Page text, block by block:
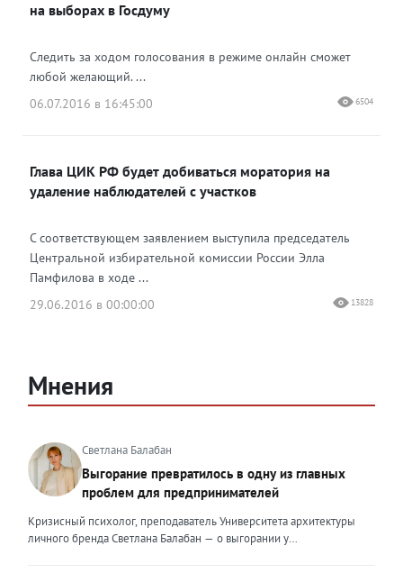
на выборах в Госдуму
Следить за ходом голосования в режиме онлайн сможет
любой желающий. ...
06.07.2016 в 16:45:00
6504
Глава ЦИК РФ будет добиваться моратория на
удаление наблюдателей с участков
С соответствующем заявлением выступила председатель
Центральной избирательной комиссии России Элла
Памфилова в ходе ...
29.06.2016 в 00:00:00
13828
Мнения
Светлана Балабан
Выгорание превратилось в одну из главных
проблем для предпринимателей
Кризисный психолог, преподаватель Университета архитектуры
личного бренда Светлана Балабан — о выгорании у